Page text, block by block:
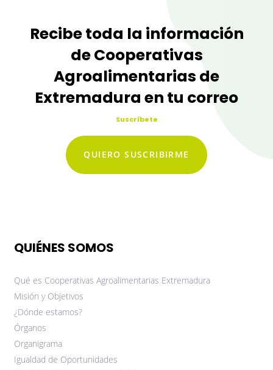
Recibe toda la información
de Cooperativas
Agroalimentarias de
Extremadura en tu correo
Suscríbete
QUIERO SUSCRIBIRME
QUIÉNES SOMOS
Qué es Cooperativas Agroalimentarias Extremadura
Misión y Objetivos
¿Dónde estamos?
Órganos
Organigrama
Igualdad de Oportunidades